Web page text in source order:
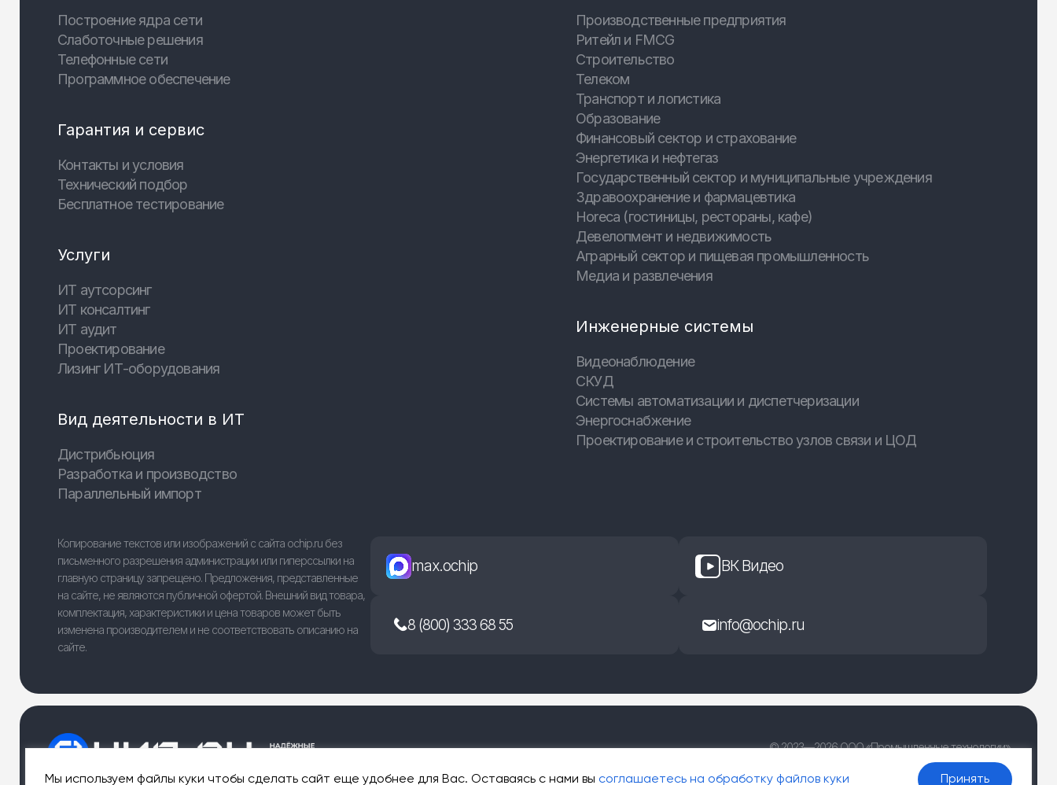
Мы используем файлы куки чтобы сделать сайт еще удобнее для Вас. Оставаясь с нами вы соглашаетесь на обработку файлов куки Принять
Построение ядра сети
Слаботочные решения
Телефонные сети
Программное обеспечение
Гарантия и сервис
Контакты и условия
Технический подбор
Бесплатное тестирование
Услуги
ИТ аутсорсинг
ИТ консалтинг
ИТ аудит
Проектирование
Лизинг ИТ-оборудования
Вид деятельности в ИТ
Дистрибьюция
Разработка и производство
Параллельный импорт
Производственные предприятия
Ритейл и FMCG
Строительство
Телеком
Транспорт и логистика
Образование
Финансовый сектор и страхование
Энергетика и нефтегаз
Государственный сектор и муниципальные учреждения
Здравоохранение и фармацевтика
Horeca (гостиницы, рестораны, кафе)
Девелопмент и недвижимость
Аграрный сектор и пищевая промышленность
Медиа и развлечения
Инженерные системы
Видеонаблюдение
СКУД
Системы автоматизации и диспетчеризации
Энергоснабжение
Проектирование и строительство узлов связи и ЦОД
Копирование текстов или изображений с сайта ochip.ru без
письменного разрешения администрации или гиперссылки на
главную страницу запрещено. Предложения, представленные
на сайте, не являются публичной офертой. Внешний вид товара,
комплектация, характеристики и цена товаров может быть
изменена производителем и не соответствовать описанию на
сайте.
max.ochip ВК Видео
8 (800) 333 68 55 info@ochip.ru
© 2023—2026 ООО «Промышленные технологии»